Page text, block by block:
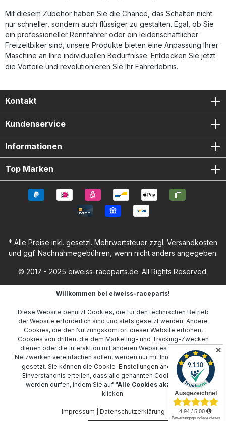
Mit diesem Zubehör haben Sie die Chance, das Schalten nicht
nur schneller, sondern auch flüssiger zu gestalten. Egal, ob Sie
ein professioneller Rennfahrer oder ein leidenschaftlicher
Freizeitbiker sind, unsere Produkte bieten eine Anpassung Ihrer
Maschine an Ihre individuellen Bedürfnisse. Entdecken Sie jetzt
die Vorteile und revolutionieren Sie Ihr Fahrerlebnis.
Kontakt
Kundenservice
Informationen
Top Marken
* Alle Preise inkl. gesetzl. Mehrwertsteuer zzgl. Versandkosten
und ggf. Nachnahmegebühren, wenn nicht anders angegeben.
© 2017 - 2025 eiweiss-raceparts.de. All Rights Reserved.
Willkommen bei eiweiss-raceparts!
Diese Website benutzt Cookies, die für den technischen Betrieb
der Website erforderlich sind und stets gesetzt werden. Andere
Cookies, die den Nutzungskomfort dieser Website erhöhen,
Cookies von dritten, die dem Marketing- und Tracking-Zwecken
dienen oder die Interaktion mit anderen Websites und sozialen
Netzwerken vereinfachen sollen, werden nur mit Ihrer Zustimmung
gesetzt. Sie können die Cookie-Einstellungen ändern oder Ihr
Einverständnis erteilen, dass alle genannten Cookies gesetzt
werden dürfen, indem Sie auf "Alle Cookies akzeptieren"
klicken.
Impressum Datenschutzerklärung
✕